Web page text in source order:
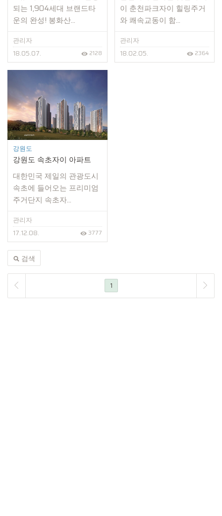
되는 1,904세대 브랜드타
운의 완성! 봉화산...
관리자
18.05.07.
2128
이 춘천파크자이 힐링주거
와 쾌속교동이 함...
관리자
18.02.05.
2364
강원도
강원도 속초자이 아파트
대한민국 제일의 관광도시
속초에 들어오는 프리미엄
주거단지 속초자...
관리자
17.12.08.
3777
검색
1